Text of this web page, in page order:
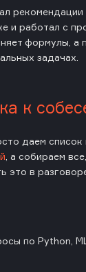
рекомендации
и работал с
формулы, а
задачах.
к
даем
, а собираем
это в
по Python,